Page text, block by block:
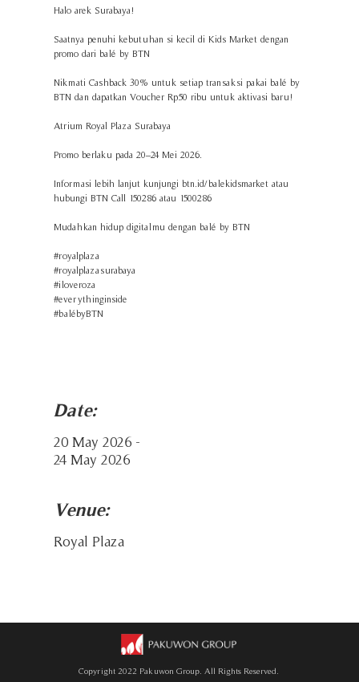
Halo arek Surabaya!
Saatnya penuhi kebutuhan si kecil di Kids Market dengan
promo dari balé by BTN
Nikmati Cashback 30% untuk setiap transaksi pakai balé by
BTN dan dapatkan Voucher Rp50 ribu untuk aktivasi baru!
Atrium Royal Plaza Surabaya
Promo berlaku pada 20–24 Mei 2026.
Informasi lebih lanjut kunjungi btn.id/balekidsmarket atau
hubungi BTN Call 150286 atau 1500286
Mudahkan hidup digitalmu dengan balé by BTN
#royalplaza
#royalplazasurabaya
#iloveroza
#everythinginside
#balébyBTN
Date:
20 May 2026 -
24 May 2026
Venue:
Royal Plaza
Copyright 2022 Pakuwon Group. All Rights Reserved.